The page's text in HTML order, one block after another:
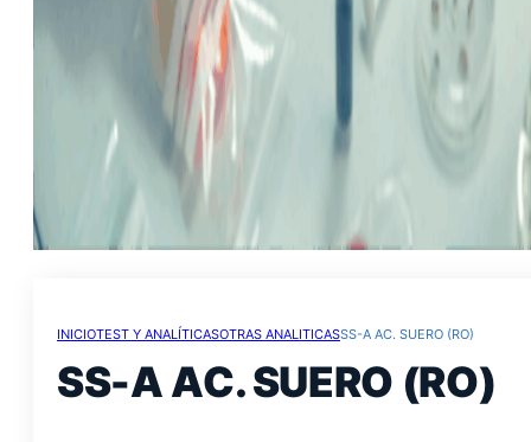
INICIOTEST Y ANALÍTICASOTRAS ANALITICASSS-A AC. SUERO (RO)
SS-A AC. SUERO (RO)